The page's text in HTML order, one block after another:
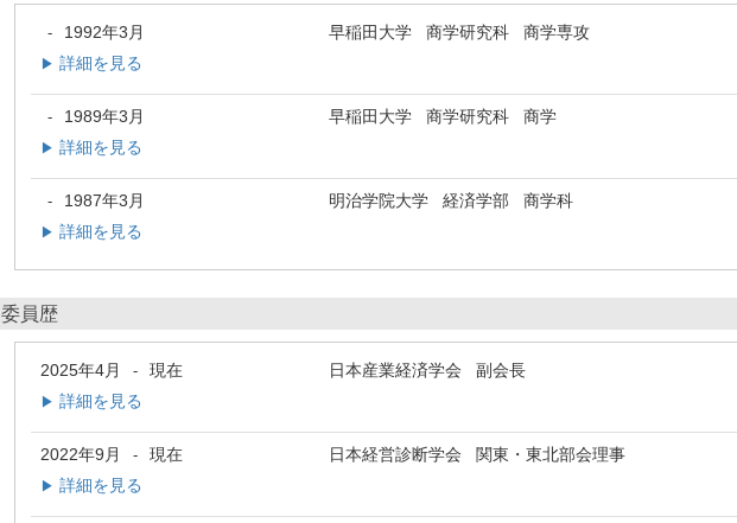
- 1992年3月 早稲田大学 商学研究科 商学専攻
▶ 詳細を見る
- 1989年3月 早稲田大学 商学研究科 商学
▶ 詳細を見る
- 1987年3月 明治学院大学 経済学部 商学科
▶ 詳細を見る
委員歴
2025年4月 - 現在 日本産業経済学会 副会長
▶ 詳細を見る
2022年9月 - 現在 日本経営診断学会 関東・東北部会理事
▶ 詳細を見る